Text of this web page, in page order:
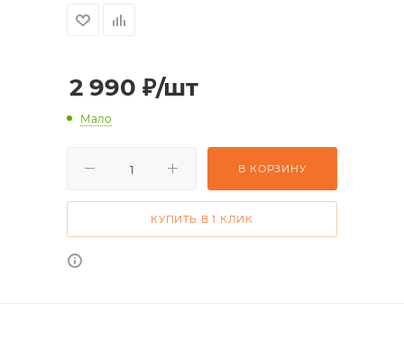
2 990 ₽/шт
Мало
В КОРЗИНУ
КУПИТЬ В 1 КЛИК